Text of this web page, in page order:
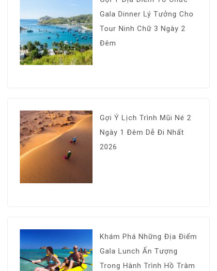
Gala Dinner Lý Tưởng Cho
Tour Ninh Chữ 3 Ngày 2
Đêm
Gợi Ý Lịch Trình Mũi Né 2
Ngày 1 Đêm Dễ Đi Nhất
2026
Khám Phá Những Địa Điểm
Gala Lunch Ấn Tượng
Trong Hành Trình Hồ Tràm